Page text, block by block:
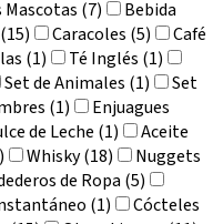
(7)
Bebida
Caracoles (5)
Café
(1)
Té Inglés (1)
Set de Animales (1)
Set
(1)
Enjuagues
de Leche (1)
Aceite
Whisky (18)
Nuggets
de Ropa (5)
(1)
Cócteles